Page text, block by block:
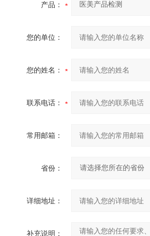
产品：
您的单位：
您的姓名：
联系电话：
常用邮箱：
省份：
详细地址：
补充说明：